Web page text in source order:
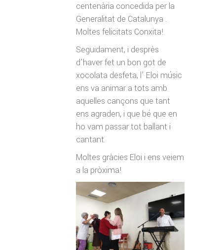
centenària concedida per la
Generalitat de Catalunya .
Moltes felicitats Conxita!
Seguidament, i desprès
d’haver fet un bon got de
xocolata desfeta, l’ Eloi músic
ens va animar a tots amb
aquelles cançons que tant
ens agraden, i que bé que en
ho vam passar tot ballant i
cantant.
Moltes gràcies Eloi i ens veiem
a la pròxima!